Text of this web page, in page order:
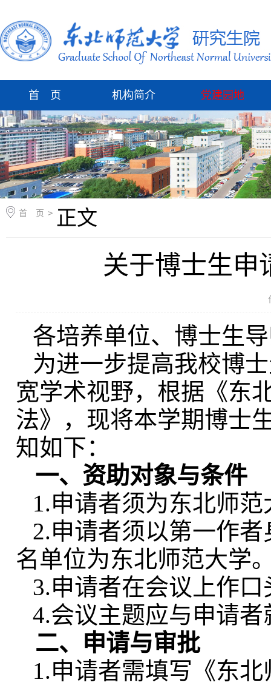
首 页 机构简介 党建园地
首 页 > 正文
关于博士生申
各培养单位、博士生
为进一步提高我校博
宽学术视野，根据《东
法》，现将本学期博士
知如下：
一、 资助对象与条件
1.申请者须为东北师
2.申请者须以第一作
名单位为东北师范大学
3.申请者在会议上作
4.会议主题应与申请
二、申请与审批
1.申请者需填写《东